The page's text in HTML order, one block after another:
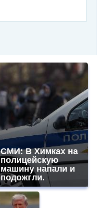
СМИ: В Химках на
полицейскую
машину напали и
подожгли.